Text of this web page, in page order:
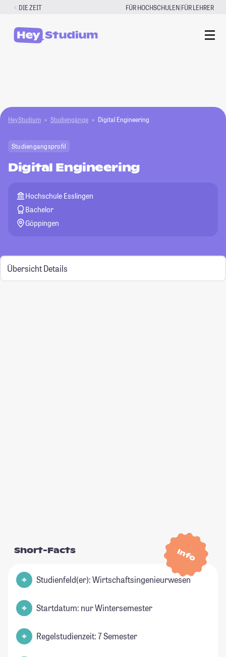
Zum
springen
DIE ZEIT FÜR HOCHSCHULEN|FÜR LEHRER
HeyStudium Studiengänge Digital Engineering
Studiengangsprofil
Digital Engineering
Hochschule Esslingen
Bachelor
Göppingen
Übersicht Details
Info
Short-Facts
Studienfeld(er): Wirtschaftsingenieurwesen
Startdatum: nur Wintersemester
Regelstudienzeit: 7 Semester